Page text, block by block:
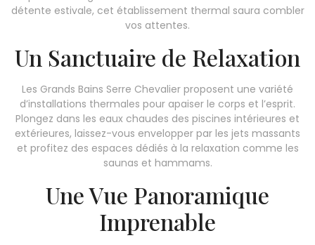
détente estivale, cet établissement thermal saura combler
vos attentes.
Un Sanctuaire de Relaxation
Les Grands Bains Serre Chevalier proposent une variété
d’installations thermales pour apaiser le corps et l’esprit.
Plongez dans les eaux chaudes des piscines intérieures et
extérieures, laissez-vous envelopper par les jets massants
et profitez des espaces dédiés à la relaxation comme les
saunas et hammams.
Une Vue Panoramique
Imprenable